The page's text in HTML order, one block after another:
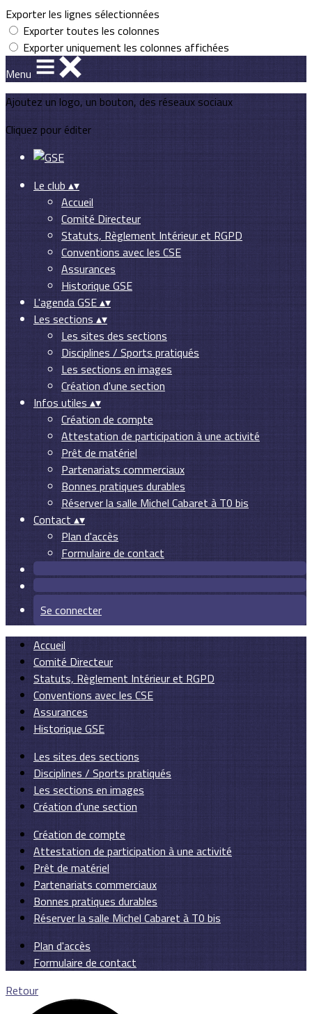
Exporter les lignes sélectionnées
Exporter toutes les colonnes
Exporter uniquement les colonnes affichées
Menu
Ajoutez un logo, un bouton, des réseaux sociaux
Cliquez pour éditer
Le club ▴▾
Accueil
Comité Directeur
Statuts, Règlement Intérieur et RGPD
Conventions avec les CSE
Assurances
Historique GSE
L'agenda GSE▴▾
Les sections ▴▾
Les sites des sections
Disciplines / Sports pratiqués
Les sections en images
Création d'une section
Infos utiles ▴▾
Création de compte
Attestation de participation à une activité
Prêt de matériel
Partenariats commerciaux
Bonnes pratiques durables
Réserver la salle Michel Cabaret à T0 bis
Contact ▴▾
Plan d'accès
Formulaire de contact
Se connecter
Accueil
Comité Directeur
Statuts, Règlement Intérieur et RGPD
Conventions avec les CSE
Assurances
Historique GSE
Les sites des sections
Disciplines / Sports pratiqués
Les sections en images
Création d'une section
Création de compte
Attestation de participation à une activité
Prêt de matériel
Partenariats commerciaux
Bonnes pratiques durables
Réserver la salle Michel Cabaret à T0 bis
Plan d'accès
Formulaire de contact
Retour